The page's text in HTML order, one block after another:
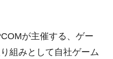
が主催する、ゲー
組みとして自社ゲーム